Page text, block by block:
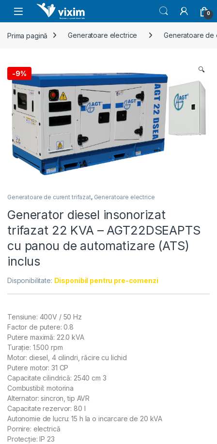
Skip to navigation
Skip to content
0
Prima pagină Generatoare electrice Generatoare de
-9% 🔍
Generatoare de curent trifazat, Generatoare electrice
Generator diesel insonorizat
trifazat 22 KVA – AGT22DSEAPTS
cu panou de automatizare (ATS)
inclus
Disponibilitate: Disponibil pentru pre-comenzi
Tensiune: 400V / 50 Hz
Factor de putere: 0.8
Putere maximă: 22.0 kVA
Turaţie: 1.500 rpm
Motor: diesel, 4 cilindri, răcire cu lichid
Putere motor: 31 CP
Capacitate cilindrică: 2540 cm 3
Combustibil: motorina
Alternator: sincron, tip AVR
Capacitate rezervor: 80 l
Autonomie de lucru: 15 h la o incarcare de 20 kVA
Pornire: electrică
Protecţie: IP 23